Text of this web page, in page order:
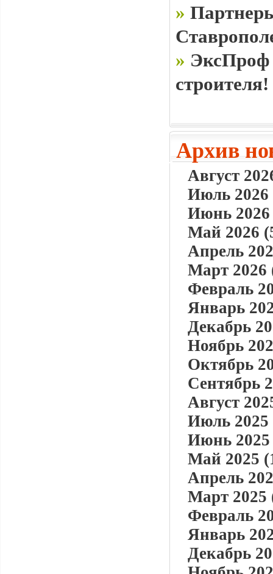
»
» ЭксПроф
строителя!
Архив
Август
Июль 2026
Июнь 2026
Май 2026
Апрель
Март 2026
Февраль
Январь
Декабрь
Ноябрь
Октябрь
Сентябрь
Август
Июль 2025
Июнь 2025
Май 2025
Апрель
Март 2025
Февраль
Январь
Декабрь